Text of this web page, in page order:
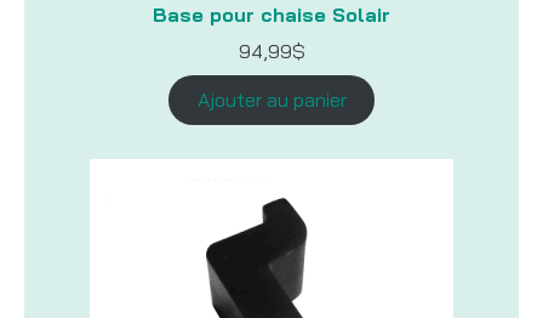
Base pour chaise Solair
94,99$
Ajouter au panier